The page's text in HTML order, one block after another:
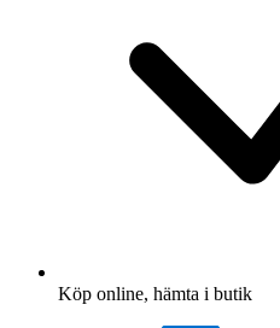
Köp online, hämta i butik